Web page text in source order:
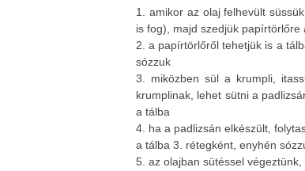
1. amikor az olaj felhevült
is fog), majd szedjük
2. a papírtörlőről tehetjük is a
sózzuk
3. miközben sül a krumpli,
krumplinak, lehet sütni a
a tálba
4. ha a padlizsán elkészült,
a tálba 3. rétegként, enyhén
5. az olajban sütéssel